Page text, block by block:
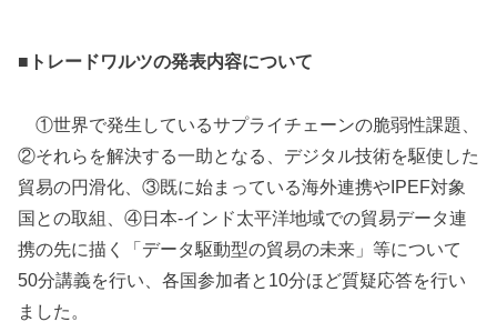
■トレードワルツの発表内容について
①世界で発生しているサプライチェーンの脆弱性課題、
②それらを解決する一助となる、デジタル技術を駆使した
貿易の円滑化、③既に始まっている海外連携やIPEF対象
国との取組、④日本-インド太平洋地域での貿易データ連
携の先に描く「データ駆動型の貿易の未来」等について
50分講義を行い、各国参加者と10分ほど質疑応答を行い
ました。